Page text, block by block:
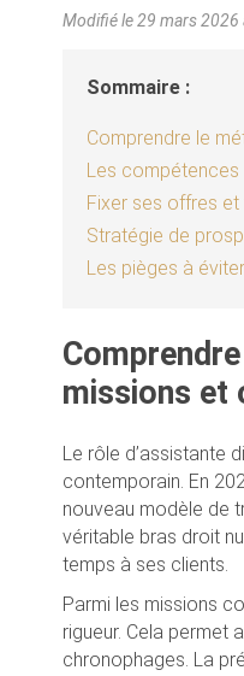
Modifié le29 mars 2026
Sommaire :
Comprendre le
Les compétences
Fixer ses offres
Stratégie de
Les pièges à
missions et
Le rôle d’assistante
contemporain. En
nouveau modèle de
véritable bras droit
temps à ses clients.
Parmi les missions
rigueur. Cela permet
chronophages. La